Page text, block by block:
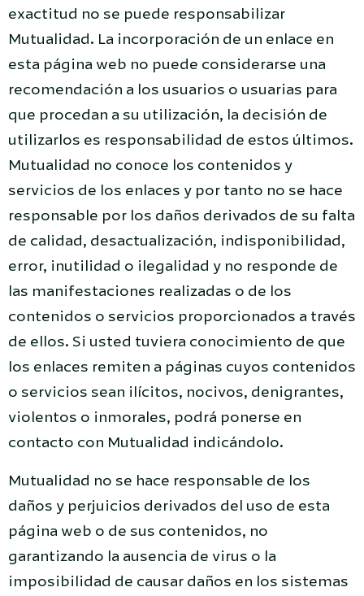
exactitud no se puede responsabilizar
Mutualidad. La incorporación de un enlace en
esta página web no puede considerarse una
recomendación a los usuarios o usuarias para
que procedan a su utilización, la decisión de
utilizarlos es responsabilidad de estos últimos.
Mutualidad no conoce los contenidos y
servicios de los enlaces y por tanto no se hace
responsable por los daños derivados de su falta
de calidad, desactualización, indisponibilidad,
error, inutilidad o ilegalidad y no responde de
las manifestaciones realizadas o de los
contenidos o servicios proporcionados a través
de ellos. Si usted tuviera conocimiento de que
los enlaces remiten a páginas cuyos contenidos
o servicios sean ilícitos, nocivos, denigrantes,
violentos o inmorales, podrá ponerse en
contacto con Mutualidad indicándolo.
Mutualidad no se hace responsable de los
daños y perjuicios derivados del uso de esta
página web o de sus contenidos, no
garantizando la ausencia de virus o la
imposibilidad de causar daños en los sistemas